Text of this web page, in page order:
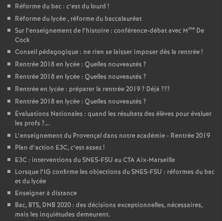
Réforme du bac : c’est du lourd !
Réforme du lycée , réforme du baccalauréat
Sur l’enseignement de l’histoire : conférence-débat avec Mme De
Cock
Conseil pédagogique : ne rien se laisser imposer dès la rentrée!
Rentrée 2018 en lycée : Quelles nouveautés ?
Rentrée 2018 en lycée : Quelles nouveautés ?
Rentrée en lycée : préparer la rentrée 2019? Déjà ???
Rentrée 2018 en lycée : Quelles nouveautés ?
Évaluations Nationales : quand les résultats des élèves pour évaluer
les profs ?….
L’enseignement du Provençal dans notre académie - Rentrée 2019
Plan d’action E3C, c’est assez!
E3C : interventions du SNES-FSU au CTA Aix-Marseille
Lorsque l’IG confirme les objections du SNES-FSU : réformes du bac
et du lycée
Enseigner à distance
Bac, BTS, DNB 2020 : des décisions exceptionnelles, nécessaires,
mais les inquiétudes demeurent.